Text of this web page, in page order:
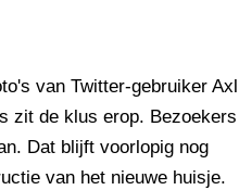
van Twitter-gebruiker Axl
zit de klus erop. Bezoekers
Dat blijft voorlopig nog
van het nieuwe huisje.